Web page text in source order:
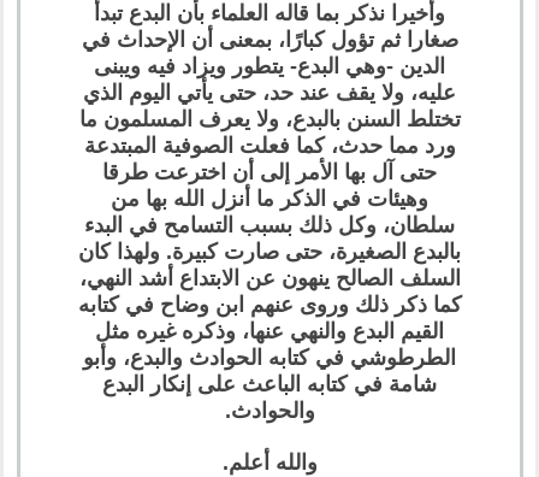
وأخيرا نذكر بما قاله العلماء بأن البدع تبدأ
صغارا ثم تؤول كبارًا، بمعنى أن الإحداث في
الدين -وهي البدع- يتطور ويزاد فيه ويبنى
عليه، ولا يقف عند حد، حتى يأتي اليوم الذي
تختلط السنن بالبدع، ولا يعرف المسلمون ما
ورد مما حدث، كما فعلت الصوفية المبتدعة
حتى آل بها الأمر إلى أن اخترعت طرقا
وهيئات في الذكر ما أنزل الله بها من
سلطان، وكل ذلك بسبب التسامح في البدء
بالبدع الصغيرة، حتى صارت كبيرة. ولهذا كان
السلف الصالح ينهون عن الابتداع أشد النهي،
كما ذكر ذلك وروى عنهم ابن وضاح في كتابه
القيم البدع والنهي عنها، وذكره غيره مثل
الطرطوشي في كتابه الحوادث والبدع، وأبو
شامة في كتابه الباعث على إنكار البدع
والحوادث.
والله أعلم.